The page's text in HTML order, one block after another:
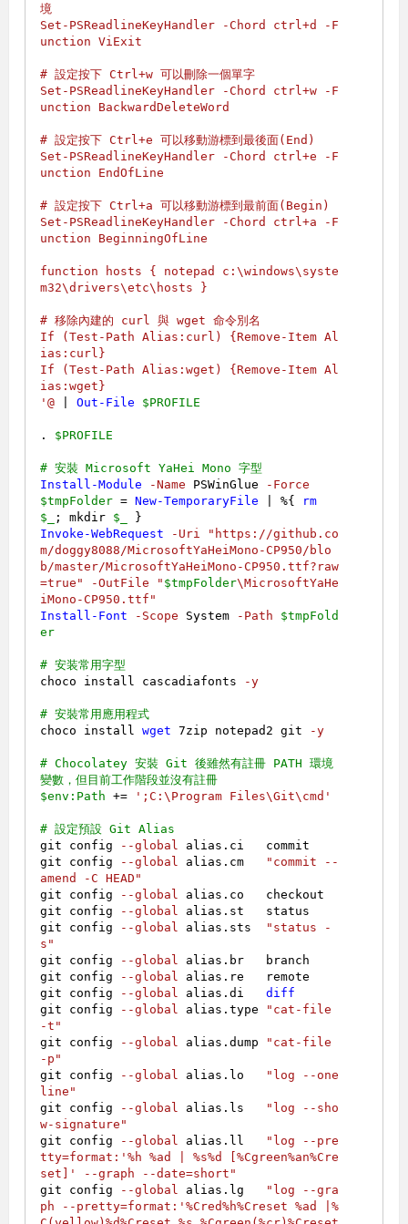
境
Set-PSReadlineKeyHandler -Chord ctrl+d -F
unction ViExit
# 設定按下 Ctrl+w 可以刪除一個單字
Set-PSReadlineKeyHandler -Chord ctrl+w -F
unction BackwardDeleteWord
# 設定按下 Ctrl+e 可以移動游標到最後面(End)
Set-PSReadlineKeyHandler -Chord ctrl+e -F
unction EndOfLine
# 設定按下 Ctrl+a 可以移動游標到最前面(Begin)
Set-PSReadlineKeyHandler -Chord ctrl+a -F
unction BeginningOfLine
function hosts { notepad c:\windows\syste
m32\drivers\etc\hosts }
# 移除內建的 curl 與 wget 命令別名
If (Test-Path Alias:curl) {Remove-Item Al
ias:curl}
If (Test-Path Alias:wget) {Remove-Item Al
ias:wget}
'@ | Out-File $PROFILE
. $PROFILE
# 安裝 Microsoft YaHei Mono 字型
Install-Module
-Name PSWinGlue
-Force
$tmpFolder = New-TemporaryFile | %{
rm
$_
; mkdir $_
Invoke-WebRequest
-Uri
"https://github.co
m/doggy8088/MicrosoftYaHeiMono-CP950/blo
b/master/MicrosoftYaHeiMono-CP950.ttf?raw
=true"
-OutFile " $tmpFolder\MicrosoftYaHe
iMono-CP950.ttf"
Install-Font
-Scope System -Path
$tmpFold
er
# 安装常用字型
choco install cascadiafonts
-y
# 安裝常用應用程式
choco install wget 7zip notepad2 git -y
# Chocolatey 安裝 Git 後雖然有註冊 PATH 環境
變數，但目前工作階段並沒有註冊
$env:Path += ';C:\Program Files\Git\cmd'
# 設定預設 Git Alias
git config
--global
alias.ci   commit
git config
--global alias.cm
"commit --
amend -C HEAD"
git config
--global
alias.co   checkout
git config
--global
alias.st   status
git config
--global alias.sts
"status -
s"
git config
--global
alias.br   branch
git config
--global
alias.re   remote
git config
--global alias.di diff
git config
--global alias.type
"cat-file
-t"
git config
--global alias.dump
"cat-file
-p"
git config
--global alias.lo
"log --one
line"
git config
--global alias.ls
"log --sho
w-signature"
git config
--global alias.ll
"log --pre
tty=format:'%h %ad | %s%d [%Cgreen%an%Cre
set]' --graph --date=short"
git config
--global alias.lg
"log --gra
ph --pretty=format:'%Cred%h%Creset %ad |%